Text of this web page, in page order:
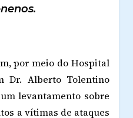
por meio do Hospital
Dr. Alberto Tolentino
levantamento sobre
a vítimas de ataques